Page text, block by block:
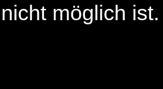
nicht möglich ist.